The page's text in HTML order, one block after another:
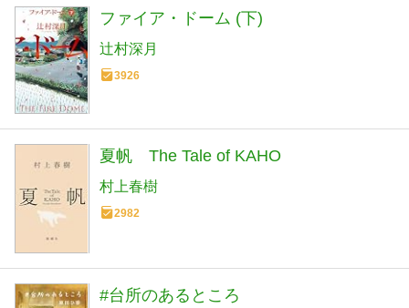
ファイア・ドーム (下)
辻村深月
3926
夏帆 The Tale of KAHO
村上春樹
2982
#台所のあるところ